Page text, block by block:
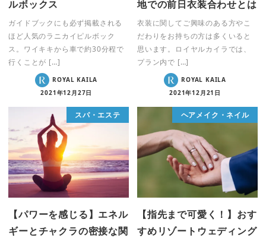
ルボックス
ガイドブックにも必ず掲載される
ほど人気のラニカイピルボック
ス。ワイキキから車で約30分程で
行くことが […]
ROYAL KAILA
2021年12月27日
地での前日衣装合わせとは
衣装に関してご興味のある方やこ
だわりをお持ちの方は多くいると
思います。ロイヤルカイラでは、
プラン内で […]
ROYAL KAILA
2021年12月21日
スパ・エステ
【パワーを感じる】エネル
ギーとチャクラの密接な関
ヘアメイク・ネイル
【指先まで可愛く！】おす
すめリゾートウェディング